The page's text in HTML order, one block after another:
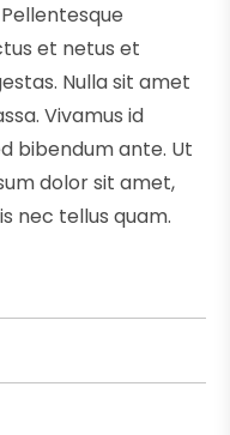
et netus et
Nulla sit amet
Vivamus id
bibendum ante. Ut
dolor sit amet,
nec tellus quam.